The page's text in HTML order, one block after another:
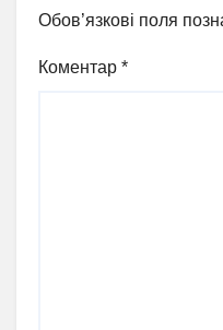
Обов’язкові поля
Коментар *